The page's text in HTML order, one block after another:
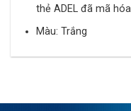
thẻ ADEL đã mã hóa
Màu: Trắng